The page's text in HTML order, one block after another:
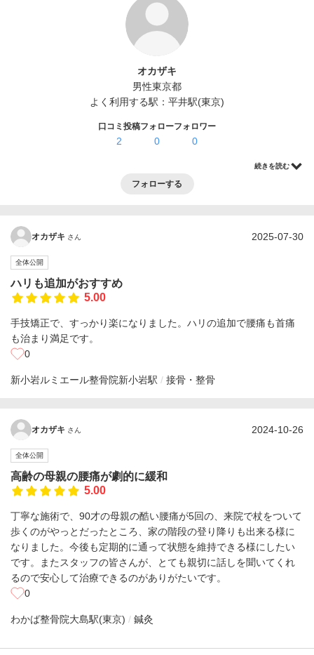
オカザキ
男性東京都
よく利用する駅： 平井駅(東京)
口コミ投稿
2
フォロー
0
フォロワー
0
続きを読む
フォローする
オカザキ さん 2025-07-30
全体公開
ハリも追加がおすすめ
5.00
手技矯正で、すっかり楽になりました。ハリの追加で腰痛も首痛
も治まり満足です。
0
新小岩ルミエール整骨院新小岩駅 接骨・整骨
オカザキ さん 2024-10-26
全体公開
高齢の母親の腰痛が劇的に緩和
5.00
丁寧な施術で、90才の母親の酷い腰痛が5回の、来院で杖をついて
歩くのがやっとだったところ、家の階段の登り降りも出来る様に
なりました。今後も定期的に通って状態を維持できる様にしたい
です。またスタッフの皆さんが、とても親切に話しを聞いてくれ
るので安心して治療できるのがありがたいです。
0
わかば整骨院大島駅(東京) 鍼灸